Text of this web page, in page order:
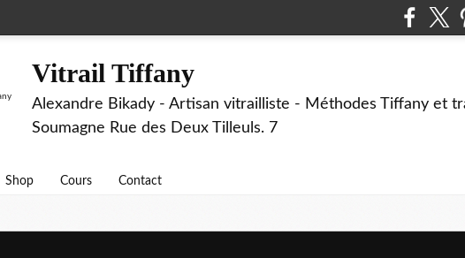
Vitrail Tiffany
Alexandre Bikady - Artisan vitrailliste - Méthodes Tiffany et
Soumagne Rue des Deux Tilleuls. 7
Shop Cours Contact